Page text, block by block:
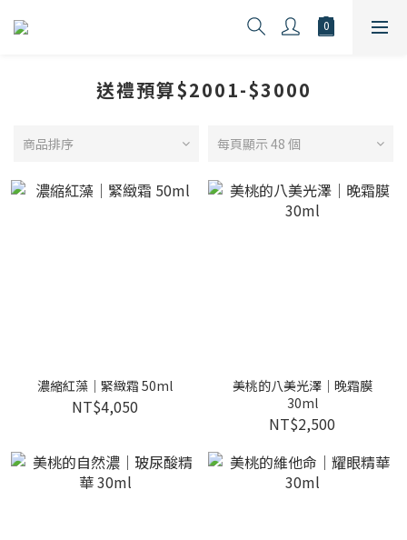
送禮預算$2001-$3000
商品排序 每頁顯示 48 個
濃縮紅藻｜緊緻霜 50ml
NT$4,050
美桃的八美光澤｜晚霜膜
30ml
NT$2,500